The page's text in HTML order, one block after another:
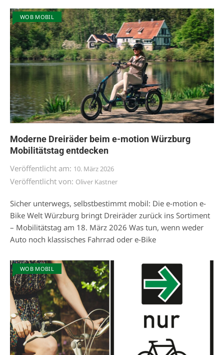
WOB MOBIL
Moderne Dreiräder beim e-motion Würzburg
Mobilitätstag entdecken
Veröffentlicht am: 10. März 2026
Veröffentlicht von: Oliver Kastner
Sicher unterwegs, selbstbestimmt mobil: Die e-motion e-
Bike Welt Würzburg bringt Dreiräder zurück ins Sortiment
– Mobilitätstag am 18. März 2026 Was tun, wenn weder
Auto noch klassisches Fahrrad oder e-Bike
WOB MOBIL